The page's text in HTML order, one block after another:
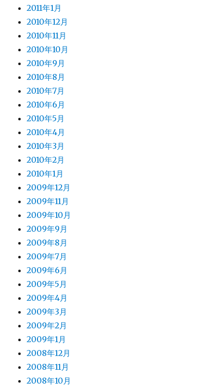
2011年1月
2010年12月
2010年11月
2010年10月
2010年9月
2010年8月
2010年7月
2010年6月
2010年5月
2010年4月
2010年3月
2010年2月
2010年1月
2009年12月
2009年11月
2009年10月
2009年9月
2009年8月
2009年7月
2009年6月
2009年5月
2009年4月
2009年3月
2009年2月
2009年1月
2008年12月
2008年11月
2008年10月